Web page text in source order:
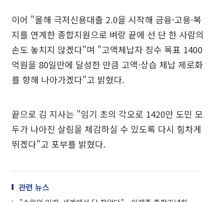
이어 "올해 극저신용대출 2.0을 시작해 금융·고용·복
지를 연계한 종합지원으로 벼랑 끝에 선 단 한 사람의
손도 놓치지 않겠다"며 "고액체납자 징수 목표 1400
억원을 80일만에 달성한 만큼 고액·상습 체납 제로화
를 향해 나아가겠다"고 밝혔다.
끝으로 김 지사는 "임기 초의 각오로 1420만 도민 모
두가 나아진 살림을 체감하실 수 있도록 다시 힘차게
뛰겠다"고 포부를 밝혔다.
관련 뉴스